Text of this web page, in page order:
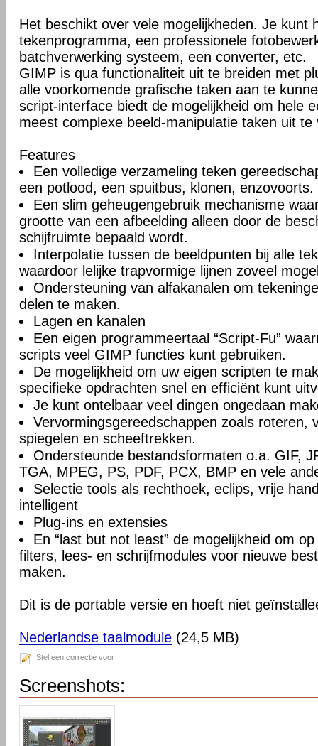
Het beschikt over vele mogelijkheden. Je kunt
tekenprogramma, een professionele
batchverwerking systeem, een converter, etc.
GIMP is qua functionaliteit uit te breiden met
alle voorkomende grafische taken aan te
script-interface biedt de mogelijkheid om hele
meest complexe beeld-manipulatie taken uit te
Features
Een volledige verzameling teken
een potlood, een spuitbus, klonen, enzovoorts.
Een slim geheugengebruik mechanisme
grootte van een afbeelding alleen door de
schijfruimte bepaald wordt.
Interpolatie tussen de beeldpunten bij alle
waardoor lelijke trapvormige lijnen zoveel
Ondersteuning van alfakanalen om
delen te maken.
Lagen en kanalen
Een eigen programmeertaal “Script-Fu”
scripts veel GIMP functies kunt gebruiken.
De mogelijkheid om uw eigen scripten te
specifieke opdrachten snel en efficiënt kunt
Je kunt ontelbaar veel dingen ongedaan
Vervormingsgereedschappen zoals roteren,
spiegelen en scheeftrekken.
Ondersteunde bestandsformaten o.a. GIF,
TGA, MPEG, PS, PDF, PCX, BMP en vele
Selectie tools als rechthoek, eclips, vrije
intelligent
Plug-ins en extensies
En “last but not least” de mogelijkheid om
filters, lees- en schrijfmodules voor nieuwe
maken.
Dit is de portable versie en hoeft niet
Nederlandse taalmodule (24,5 MB)
Stel een correctie voor
Screenshots: